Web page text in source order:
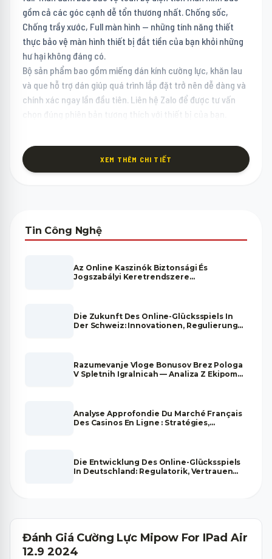
gồm cả các góc cạnh dễ tổn thương nhất. Chống sốc,
Chống trầy xước, Full màn hình — những tính năng thiết
thực bảo vệ màn hình thiết bị đắt tiền của bạn khỏi những
hư hại không đáng có.
Bộ sản phẩm bao gồm miếng dán kính cường lực, khăn lau
và que hỗ trợ dán giúp quá trình lắp đặt trở nên dễ dàng và
chính xác ngay lần đầu tiên. Liên hệ Zalo để được tư vấn
chọn đúng phiên bản tương thích với thiết bị của bạn.
XEM THÊM CHI TIẾT
Tin Công Nghệ
Az Online Kaszinók Biztonsági És
Jogszabályi Keretrendszere
Die Zukunft Des Online-Glücksspiels In
Der Schweiz: Innovationen, Regulierung
Razumevanje Vloge Bonusov Brez Pologa
V Spletnih Igralnicah — Analiza Z Ekipom
Analyse Approfondie Du Marché Français
Des Casinos En Ligne : Stratégies,
Die Entwicklung Des Online-Glücksspiels
In Deutschland: Regulatorik, Vertrauen
Đánh Giá Cường Lực Mipow For IPad Air
12.9 2024